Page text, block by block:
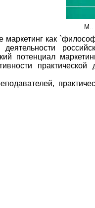
М.:
маркетинг как
деятельности
потенциал
практической